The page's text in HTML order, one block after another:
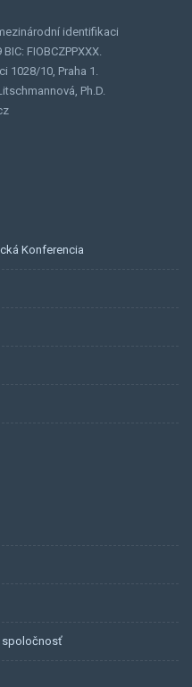
identifikaci
FIOBCZPPXXX.
1028/10, Praha 1.
Ph.D.
Konferencia
spoločnosť